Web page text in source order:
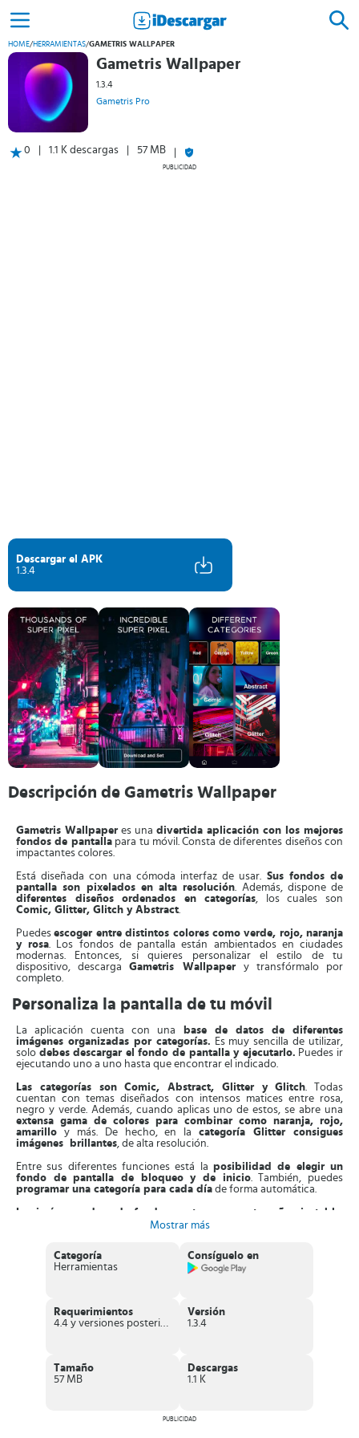
HOME/HERRAMIENTAS/GAMETRIS WALLPAPER
Gametris Wallpaper
1.3.4
Gametris Pro
0 1.1 K descargas 57 MB
PUBLICIDAD
Descargar el APK
1.3.4
Descripción de Gametris Wallpaper
Gametris Wallpaper es una divertida aplicación con los mejores
fondos de pantallapara tu móvil. Consta de diferentes diseños con
impactantes colores.
Está diseñada con una cómoda interfaz de usar. Sus fondos de
pantalla son pixelados en alta resolución. Además, dispone de
diferentes diseños ordenados en categorías, los cuales son
Comic, Glitter, Glitch y Abstract.
Puedesescoger entre distintos colores como verde, rojo, naranja
y rosa. Los fondos de pantalla están ambientados en ciudades
modernas. Entonces, si quieres personalizar el estilo de tu
dispositivo, descargaGametris Wallpaper y transfórmalo por
completo.
Personaliza la pantalla de tu móvil
La aplicación cuenta con una
base de datos de diferentes
imágenes organizadas por categorías. Es muy sencilla de utilizar,
solo debes descargar el fondo de pantalla y ejecutarlo. Puedes ir
ejecutando uno a uno hasta que encontrar el indicado.
Las categorías son Comic, Abstract, Glitter y Glitch. Todas
cuentan con temas diseñados con intensos matices entre rosa,
negro y verde. Además, cuando aplicas uno de estos, se abre una
extensa gama de colores para combinar como naranja, rojo,
amarillo y más. De hecho, en lacategoría Glitter consigues
imágenes brillantes, de alta resolución.
Entre sus diferentes funciones está la posibilidad de elegir un
fondo de pantalla de bloqueo y de inicio. También, puedes
programar una categoría para cada día de forma automática.
Las imágenes de cada fondo cuentan con un tamaño ajustable
con la posibilidad de recortarlas acorde a la pantalla de tu equipo.
notificaciones importantes.
puedes elaborar tus imágenes y compartirlas. Puedes hacer una
colección propia.
fondos de pantalla
automática. Los puedes alternar y tener un fondo de pantalla nuevo
cada cierto tiempo.
tamaño del fondo y crear una lista de con tus wallpaper
Mostrar más
Categoría
Herramientas
Consíguelo en
Requerimientos
4.4 y versiones posteriores
Versión
1.3.4
Tamaño
57 MB
Descargas
1.1 K
PUBLICIDAD